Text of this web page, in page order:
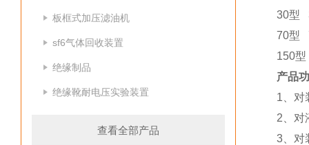
板框式加压滤油机
sf6气体回收装置
绝缘制品
绝缘靴耐电压实验装置
查看全部产品
30型
70型
150
产品
1、对
2、对
3、对